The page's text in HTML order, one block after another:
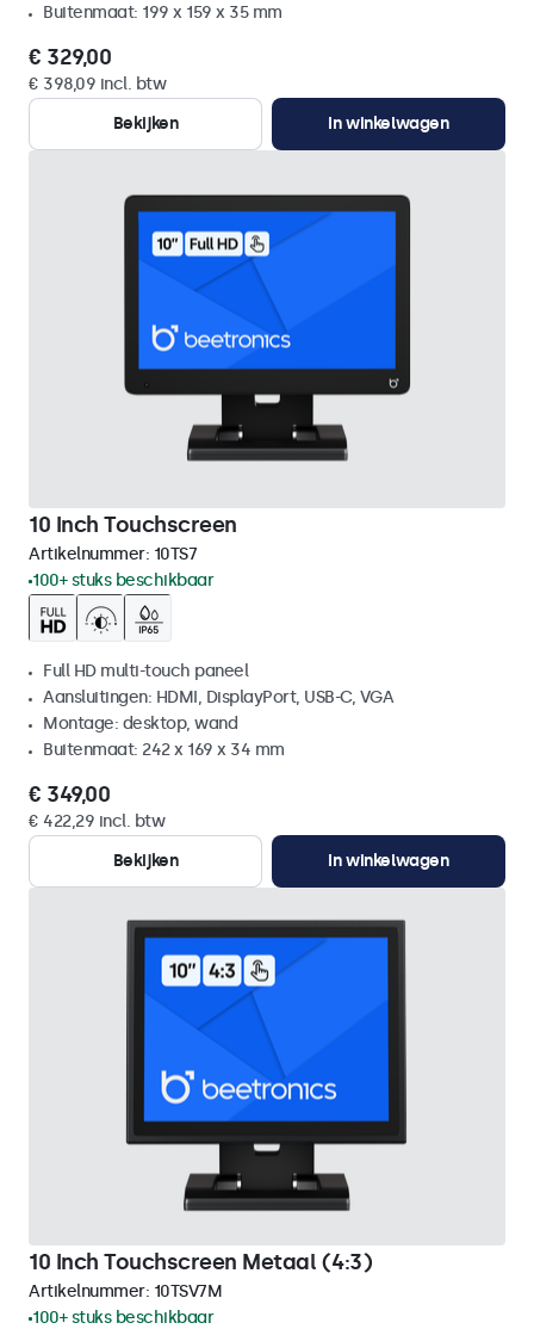
Buitenmaat: 199 x 159 x 35 mm
€ 329,00
€ 398,09 incl. btw
Bekijken
In winkelwagen
10 Inch Touchscreen
Artikelnummer: 10TS7
100+ stuks beschikbaar
Full HD multi-touch paneel
Aansluitingen: HDMI, DisplayPort, USB-C, VGA
Montage: desktop, wand
Buitenmaat: 242 x 169 x 34 mm
€ 349,00
€ 422,29 incl. btw
Bekijken
In winkelwagen
10 Inch Touchscreen Metaal (4:3)
Artikelnummer: 10TSV7M
100+ stuks beschikbaar